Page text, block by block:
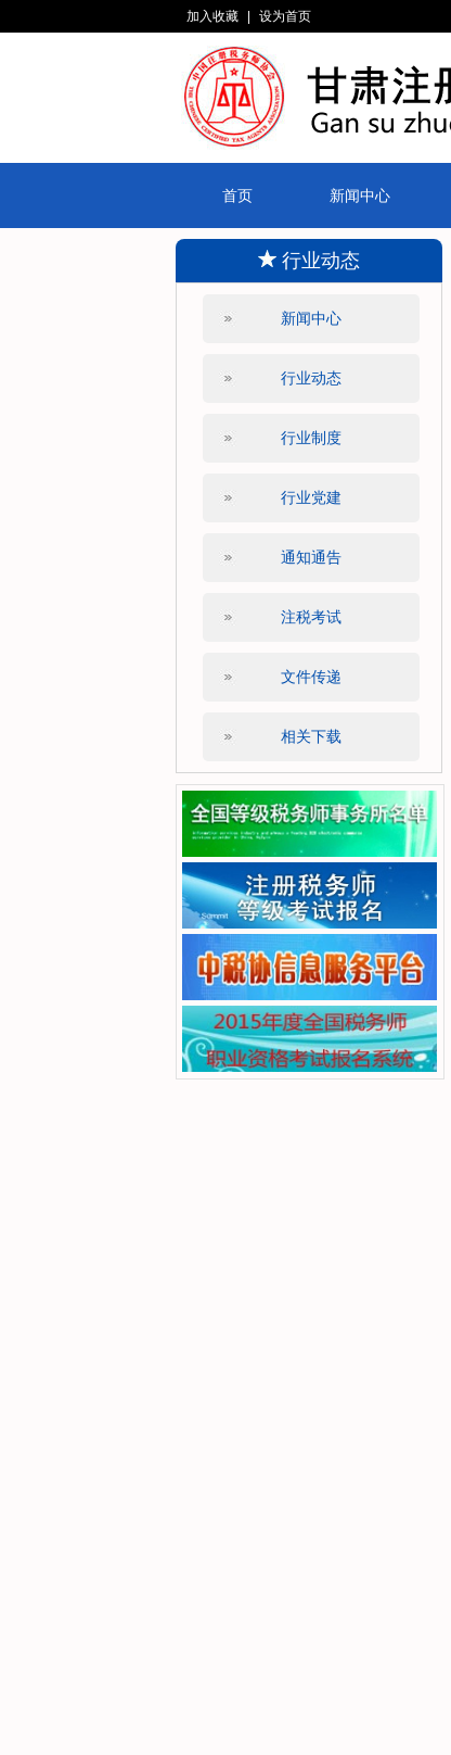
加入收藏 设为首页
首页 新闻中心
行业动态
新闻中心
行业动态
行业制度
行业党建
通知通告
注税考试
文件传递
相关下载